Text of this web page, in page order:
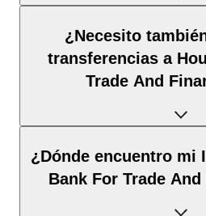
compone detres elementos:
Código de país (posición
Jordania según la norma ISO
el algoritmo MOD 97;
cuenta. Su estructura y
¿Necesito
transferencias a
Trade And
transferencias en euros dentro
¿Dónde encuentro mi
Bank For Trade